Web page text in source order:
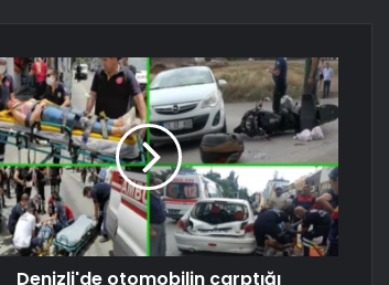
Denizli'de otomobilin çarptığı